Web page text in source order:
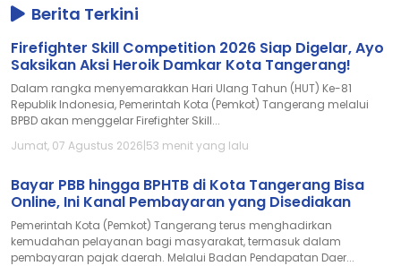
Berita Terkini
Firefighter Skill Competition 2026 Siap Digelar, Ayo
Saksikan Aksi Heroik Damkar Kota Tangerang!
Dalam rangka menyemarakkan Hari Ulang Tahun (HUT) Ke-81
Republik Indonesia, Pemerintah Kota (Pemkot) Tangerang melalui
BPBD akan menggelar Firefighter Skill...
Jumat, 07 Agustus 2026|53 menit yang lalu
Bayar PBB hingga BPHTB di Kota Tangerang Bisa
Online, Ini Kanal Pembayaran yang Disediakan
Pemerintah Kota (Pemkot) Tangerang terus menghadirkan
kemudahan pelayanan bagi masyarakat, termasuk dalam
pembayaran pajak daerah. Melalui Badan Pendapatan Daer...